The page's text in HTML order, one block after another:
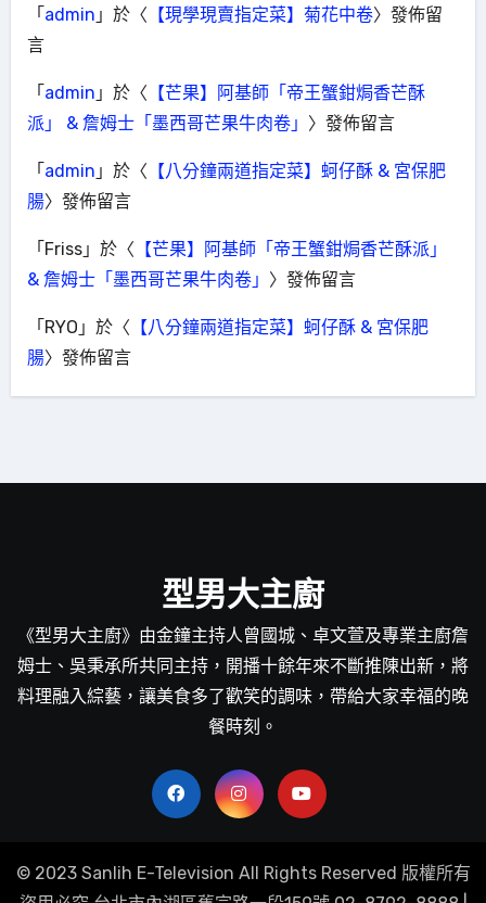
「admin 」於〈 【現學現賣指定菜】菊花中卷〉發佈留
言
「admin 」於〈 【芒果】阿基師「帝王蟹鉗焗香芒酥
派」 & 詹姆士「墨西哥芒果牛肉卷」 〉發佈留言
「admin 」於〈 【八分鐘兩道指定菜】蚵仔酥 & 宮保肥
腸〉發佈留言
「Friss」於〈 【芒果】阿基師「帝王蟹鉗焗香芒酥派」
& 詹姆士「墨西哥芒果牛肉卷」 〉發佈留言
「RYO 」於〈 【八分鐘兩道指定菜】蚵仔酥 & 宮保肥
腸〉發佈留言
型男大主廚
《型男大主廚》由金鐘主持人曾國城、卓文萱及專業主廚詹
姆士、吳秉承所共同主持，開播十餘年來不斷推陳出新，將
料理融入綜藝，讓美食多了歡笑的調味，帶給大家幸福的晚
餐時刻。
© 2023 Sanlih E-Television All Rights Reserved 版權所有